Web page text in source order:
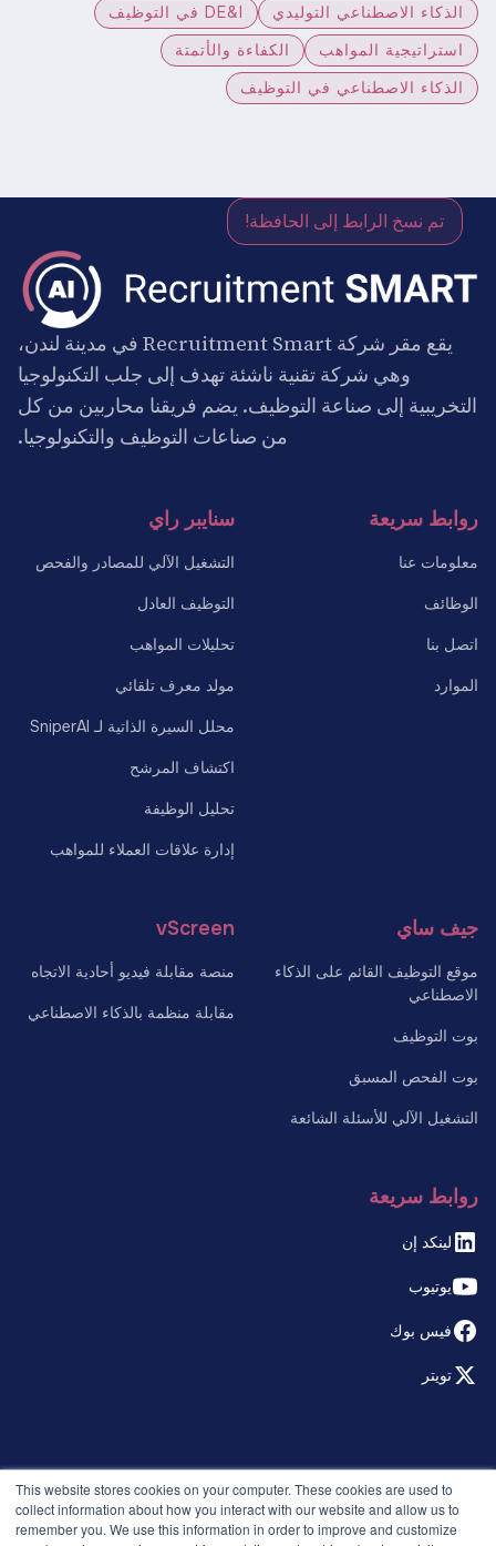
This website stores cookies on your computer. These cookies are used to
collect information about how you interact with our website and allow us to
remember you. We use this information in order to improve and customize
الذكاء الاصطناعي التوليدي
DE&I في التوظيف
استراتيجية المواهب
الكفاءة والأتمتة
الذكاء الاصطناعي في التوظيف
تم نسخ الرابط إلى الحافظة!
يقع مقر شركة Recruitment Smart في مدينة لندن،
وهي شركة تقنية ناشئة تهدف إلى جلب التكنولوجيا
التخريبية إلى صناعة التوظيف. يضم فريقنا محاربين من كل
من صناعات التوظيف والتكنولوجيا.
روابط سريعة
معلومات عنا
الوظائف
اتصل بنا
الموارد
سنايبر راي
التشغيل الآلي للمصادر والفحص
التوظيف العادل
تحليلات المواهب
مولد معرف تلقائي
محلل السيرة الذاتية لـ SniperAI
اكتشاف المرشح
تحليل الوظيفة
إدارة علاقات العملاء للمواهب
جيف ساي
موقع التوظيف القائم على الذكاء
الاصطناعي
بوت التوظيف
بوت الفحص المسبق
التشغيل الآلي للأسئلة الشائعة
vScreen
منصة مقابلة فيديو أحادية الاتجاه
مقابلة منظمة بالذكاء الاصطناعي
روابط سريعة
لينكد إن
يوتيوب
فيس بوك
تويتر
سياسة الخصوصية
الإصدارات